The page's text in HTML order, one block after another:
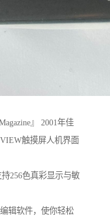
』 2001年佳
触摸屏人机界面
256色真彩显示与敏
辑软件，使你轻松